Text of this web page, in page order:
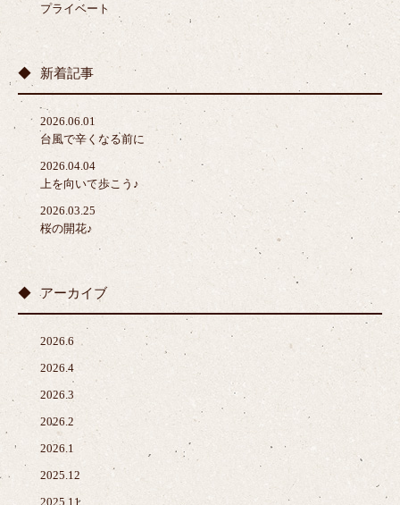
プライベート
新着記事
2026.06.01
台風で辛くなる前に
2026.04.04
上を向いて歩こう♪
2026.03.25
桜の開花♪
アーカイブ
2026.6
2026.4
2026.3
2026.2
2026.1
2025.12
2025.11